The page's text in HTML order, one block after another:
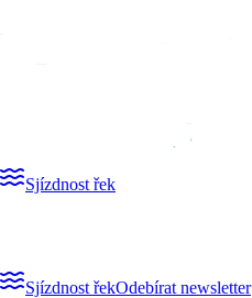
Sjízdnost řek
Sjízdnost řekOdebírat newsletter